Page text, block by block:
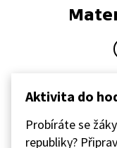
Aktivita do
Probíráte se
republiky?